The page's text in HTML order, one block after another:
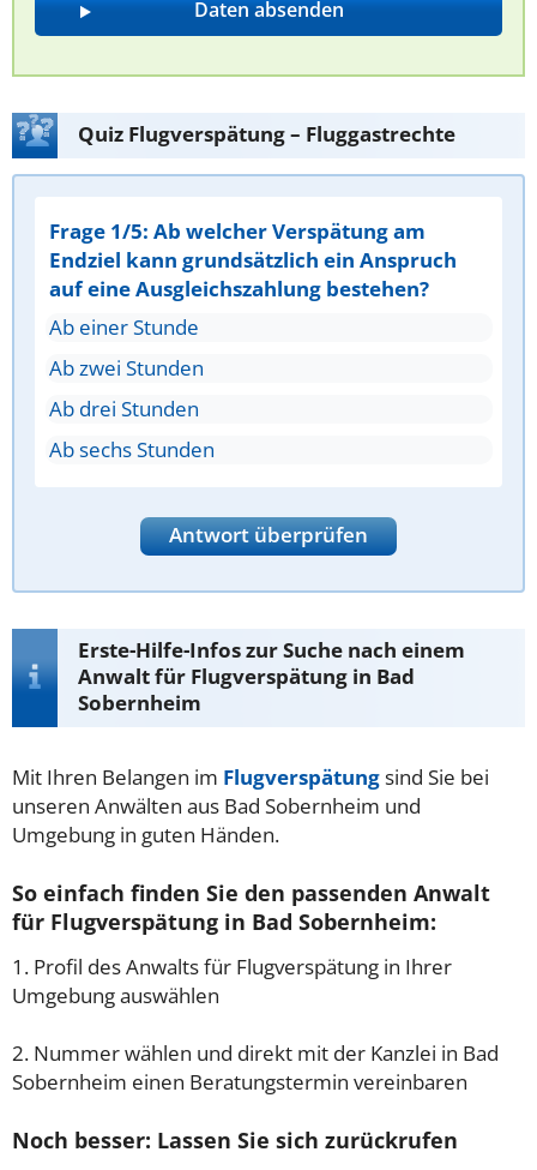
Quiz Flugverspätung – Fluggastrechte
Frage 1/5: Ab welcher Verspätung am
Endziel kann grundsätzlich ein Anspruch
auf eine Ausgleichszahlung bestehen?
Ab einer Stunde
Ab zwei Stunden
Ab drei Stunden
Ab sechs Stunden
Antwort überprüfen
Erste-Hilfe-Infos zur Suche nach einem
Anwalt für Flugverspätung in Bad
Sobernheim
Mit Ihren Belangen im Flugverspätungsind Sie bei
unseren Anwälten aus Bad Sobernheim und
Umgebung in guten Händen.
So einfach finden Sie den passenden Anwalt
für Flugverspätung in Bad Sobernheim:
1. Profil des Anwalts für Flugverspätung in Ihrer
Umgebung auswählen
2. Nummer wählen und direkt mit der Kanzlei in Bad
Sobernheim einen Beratungstermin vereinbaren
Noch besser: Lassen Sie sich zurückrufen